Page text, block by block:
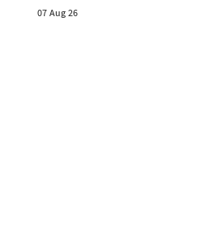
07 Aug 26